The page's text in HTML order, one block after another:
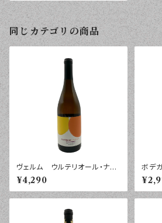
同じカテゴリの商品
ヴェルム ウルテリオール・ナラ
ンハ カスティーリャ・ラ・マンチ
ャ ２０２３年 ７５０ｍｌ
¥4,290
ボデ
スエ
ノ ２